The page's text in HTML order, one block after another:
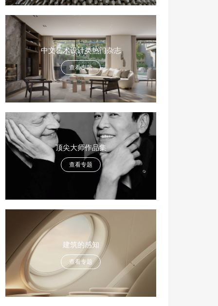
中文艺术设计类热门杂志
查看专题
顶尖大师作品集
查看专题
建筑的感知
查看专题